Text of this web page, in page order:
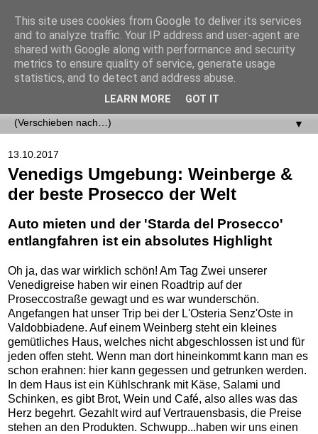
▼
13.10.2017
Venedigs Umgebung: Weinberge &
der beste Prosecco der Welt
Auto mieten und der 'Starda del Prosecco'
entlangfahren ist ein absolutes Highlight
Oh ja, das war wirklich schön! Am Tag Zwei unserer
Venedigreise haben wir einen Roadtrip auf der
Proseccostraße gewagt und es war wunderschön.
Angefangen hat unser Trip bei der L'Osteria Senz'Oste in
Valdobbiadene. Auf einem Weinberg steht ein kleines
gemütliches Haus, welches nicht abgeschlossen ist und für
jeden offen steht. Wenn man dort hineinkommt kann man es
schon erahnen: hier kann gegessen und getrunken werden.
In dem Haus ist ein Kühlschrank mit Käse, Salami und
Schinken, es gibt Brot, Wein und Café, also alles was das
Herz begehrt. Gezahlt wird auf Vertrauensbasis, die Preise
stehen an den Produkten. Schwupp...haben wir uns einen
This site uses cookies from Google to deliver its services
and to analyze traffic. Your IP address and user-agent are
shared with Google along with performance and security
metrics to ensure quality of service, generate usage
statistics, and to detect and address abuse.
LEARN MORE GOT IT